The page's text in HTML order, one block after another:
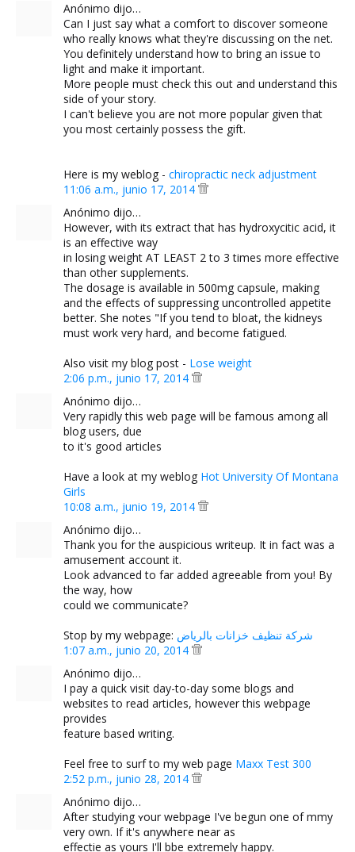
Anónimo dijo…
Can I just say what a comfort to discover someone
who really knows what they're discussing on the net.
You definitely understand how to bring an issue to
light and make it important.
More people must check this out and understand this
side of your story.
I can't believe you are not more popular given that
you most certainly possess the gift.
Here is my weblog - chiropractic neck adjustment
11:06 a.m., junio 17, 2014
Anónimo dijo…
However, with its extract that has hydroxycitic acid, it
is an effective way
in losing weight AT LEAST 2 to 3 times more effective
than other supplements.
The dosage is available in 500mg capsule, making
and the effects of suppressing uncontrolled appetite
better. She notes "If you tend to bloat, the kidneys
must work very hard, and become fatigued.
Also visit my blog post - Lose weight
2:06 p.m., junio 17, 2014
Anónimo dijo…
Very rapidly this web page will be famous among all
blog users, due
to it's good articles
Have a look at my weblog Hot University Of Montana
Girls
10:08 a.m., junio 19, 2014
Anónimo dijo…
Thank you for the auspicious writeup. It in fact was a
amusement account it.
Look advanced to far added agreeable from you! By
the way, how
could we communicate?
Stop by my webpage: شركة تنظيف خزانات بالرياض
1:07 a.m., junio 20, 2014
Anónimo dijo…
I pay a quick visit day-to-day some blogs and
websites to read articles, however this webpage
provides
feature based writing.
Feel free to surf to my web page Maxx Test 300
2:52 p.m., junio 28, 2014
Anónimo dijo…
After studying ʏour webpaǥe I've begun one of mmy
very own. If it's ɑnywheгe near as
effectiѵe as yours I'll bbe extremely happy.